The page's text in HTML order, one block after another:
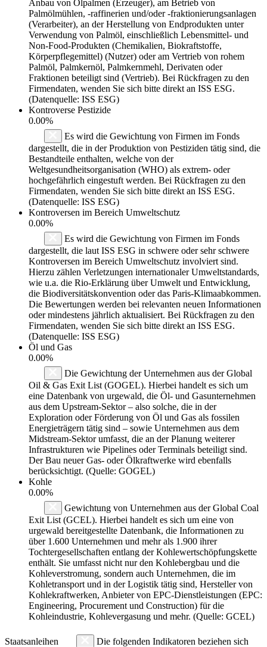
Anbau von Ölpalmen (Erzeuger), am Betrieb von
Palmölmühlen, -raffinerien und/oder -fraktionierungsanlagen
(Verarbeiter), an der Herstellung von Endprodukten unter
Verwendung von Palmöl, einschließlich Lebensmittel- und
Non-Food-Produkten (Chemikalien, Biokraftstoffe,
Körperpflegemittel) (Nutzer) oder am Vertrieb von rohem
Palmöl, Palmkernöl, Palmkernmehl, Derivaten oder
Fraktionen beteiligt sind (Vertrieb). Bei Rückfragen zu den
Firmendaten, wenden Sie sich bitte direkt an ISS ESG.
(Datenquelle: ISS ESG)
Kontroverse Pestizide
0.00%
Es wird die Gewichtung von Firmen im Fonds
dargestellt, die in der Produktion von Pestiziden tätig sind, die
Bestandteile enthalten, welche von der
Weltgesundheitsorganisation (WHO) als extrem- oder
hochgefährlich eingestuft werden. Bei Rückfragen zu den
Firmendaten, wenden Sie sich bitte direkt an ISS ESG.
(Datenquelle: ISS ESG)
Kontroversen im Bereich Umweltschutz
0.00%
Es wird die Gewichtung von Firmen im Fonds
dargestellt, die laut ISS ESG in schwere oder sehr schwere
Kontroversen im Bereich Umweltschutz involviert sind.
Hierzu zählen Verletzungen internationaler Umweltstandards,
wie u.a. die Rio-Erklärung über Umwelt und Entwicklung,
die Biodiversitätskonvention oder das Paris-Klimaabkommen.
Die Bewertungen werden bei relevanten neuen Informationen
oder mindestens jährlich aktualisiert. Bei Rückfragen zu den
Firmendaten, wenden Sie sich bitte direkt an ISS ESG.
(Datenquelle: ISS ESG)
Öl und Gas
0.00%
Die Gewichtung der Unternehmen aus der Global
Oil & Gas Exit List (GOGEL). Hierbei handelt es sich um
eine Datenbank von urgewald, die Öl- und Gasunternehmen
aus dem Upstream-Sektor – also solche, die in der
Exploration oder Förderung von Öl und Gas als fossilen
Energieträgern tätig sind – sowie Unternehmen aus dem
Midstream-Sektor umfasst, die an der Planung weiterer
Infrastrukturen wie Pipelines oder Terminals beteiligt sind.
Der Bau neuer Gas- oder Ölkraftwerke wird ebenfalls
berücksichtigt. (Quelle: GOGEL)
Kohle
0.00%
Gewichtung von Unternehmen aus der Global Coal
Exit List (GCEL). Hierbei handelt es sich um eine von
urgewald bereitgestellte Datenbank, die Informationen zu
über 1.600 Unternehmen und mehr als 1.900 ihrer
Tochtergesellschaften entlang der Kohlewertschöpfungskette
enthält. Sie umfasst nicht nur den Kohlebergbau und die
Kohleverstromung, sondern auch Unternehmen, die im
Kohletransport und in der Logistik tätig sind, Hersteller von
Kohlekraftwerken, Anbieter von EPC-Dienstleistungen (EPC:
Engineering, Procurement und Construction) für die
Kohleindustrie, Kohlevergasung und mehr. (Quelle: GCEL)
Staatsanleihen
Die folgenden Indikatoren beziehen sich